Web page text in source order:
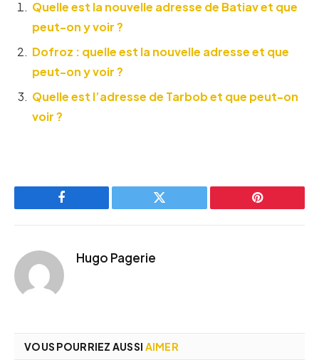
Quelle est la nouvelle adresse de Batiav et que
peut-on y voir ?
Dofroz : quelle est la nouvelle adresse et que
peut-on y voir ?
Quelle est l’adresse de Tarbob et que peut-on
voir ?
Facebook Twitter Pinterest
Hugo Pagerie
VOUS POURRIEZ AUSSI AIMER